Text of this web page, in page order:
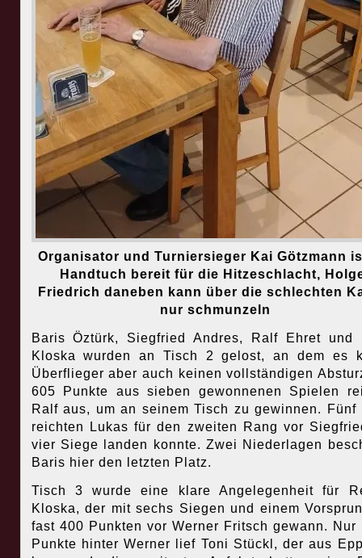
Organisator und Turniersieger Kai Götzmann
Handtuch bereit für die Hitzeschlacht,
Friedrich daneben kann über die schlechten
nur schmunzeln
Baris Öztürk, Siegfried Andres, Ralf Ehret und
Kloska wurden an Tisch 2 gelost, an dem es
Überflieger aber auch keinen vollständigen
605 Punkte aus sieben gewonnenen Spielen
Ralf aus, um an seinem Tisch zu gewinnen. Fünf
reichten Lukas für den zweiten Rang vor
vier Siege landen konnte. Zwei Niederlagen
Baris hier den letzten Platz.
Tisch 3 wurde eine klare Angelegenheit für
Kloska, der mit sechs Siegen und einem
fast 400 Punkten vor Werner Fritsch gewann. Nur
Punkte hinter Werner lief Toni Stückl, der aus